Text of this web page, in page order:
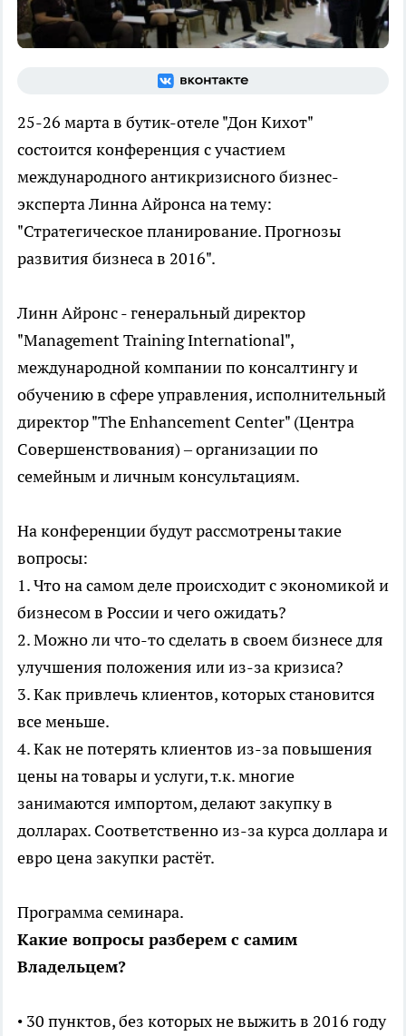
25-26 марта в бутик-отеле "Дон Кихот"
состоится конференция с участием
международного антикризисного бизнес-
эксперта Линна Айронса на тему:
"Стратегическое планирование. Прогнозы
развития бизнеса в 2016".
Линн Айронс - генеральный директор
"Management Training International",
международной компании по консалтингу и
обучению в сфере управления, исполнительный
директор "The Enhancement Center" (Центра
Совершенствования) – организации по
семейным и личным консультациям.
На конференции будут рассмотрены такие
вопросы:
1. Что на самом деле происходит с экономикой и
бизнесом в России и чего ожидать?
2. Можно ли что-то сделать в своем бизнесе для
улучшения положения или из-за кризиса?
3. Как привлечь клиентов, которых становится
все меньше.
4. Как не потерять клиентов из-за повышения
цены на товары и услуги, т.к. многие
занимаются импортом, делают закупку в
долларах. Соответственно из-за курса доллара и
евро цена закупки растёт.
Программа семинара.
Какие вопросы разберем с самим
Владельцем?
• 30 пунктов, без которых не выжить в 2016 году